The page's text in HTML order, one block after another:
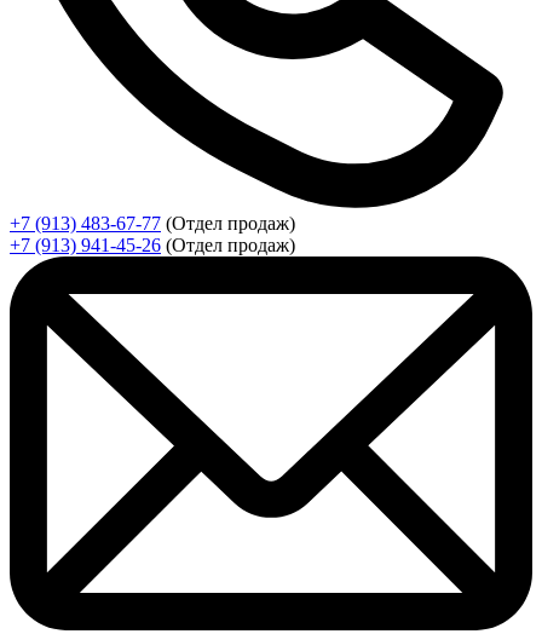
+7 (913) 483-67-77 (Отдел продаж)
+7 (913) 941-45-26 (Отдел продаж)